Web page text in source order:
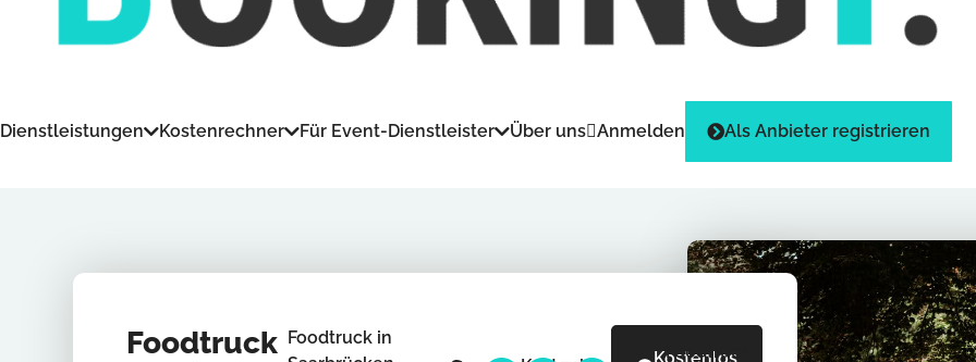
Dienstleistungen Kostenrechner Für Event-Dienstleister Über uns Anmelden Als Anbieter registrieren
Foodtruck
Foodtruck in
Foodtruck